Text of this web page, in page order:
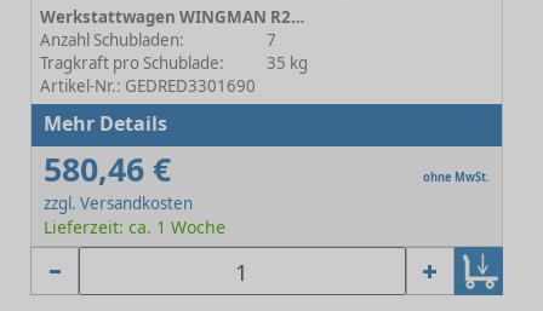
Werkstattwagen WINGMAN R20200007
Anzahl Schubladen:
7
Tragkraft pro Schublade:
35 kg
Artikel-Nr.: GEDRED3301690
Mehr Details
580,46 € ohne MwSt.
zzgl. Versandkosten
Lieferzeit: ca. 1 Woche